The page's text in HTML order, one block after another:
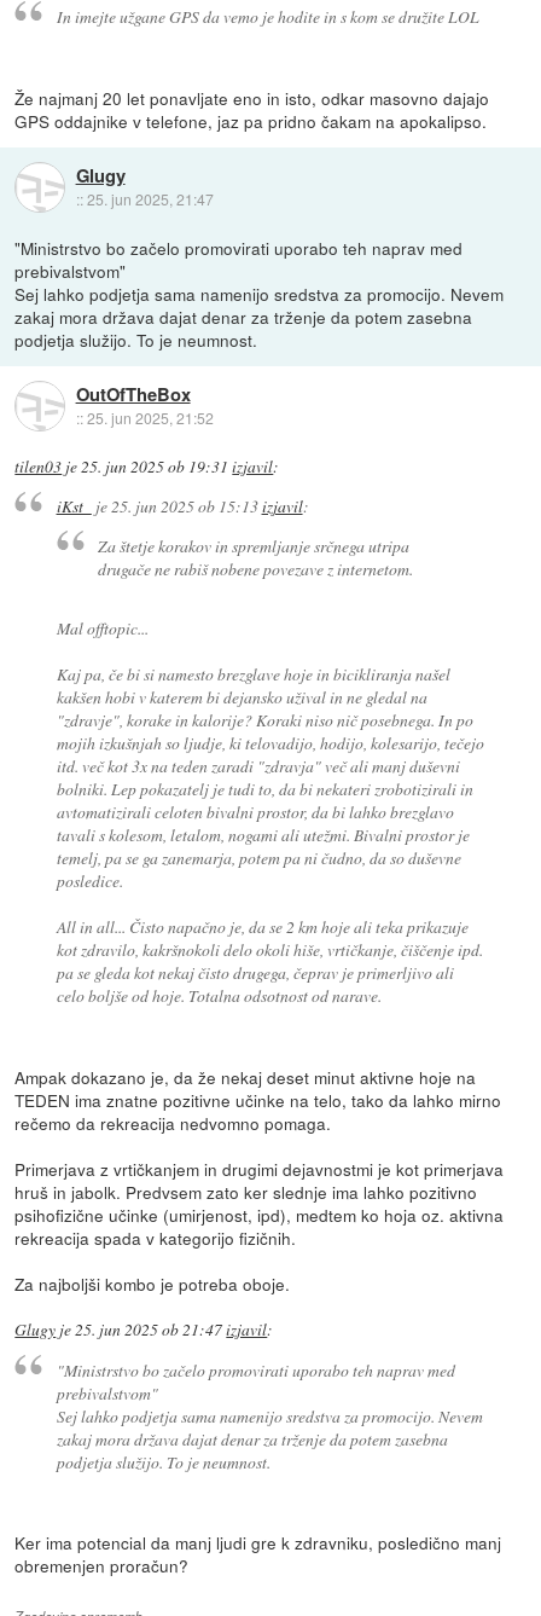
In imejte užgane GPS da vemo je hodite in s kom se družite LOL
Že najmanj 20 let ponavljate eno in isto, odkar masovno dajajo
GPS oddajnike v telefone, jaz pa pridno čakam na apokalipso.
Glugy
::25. jun 2025, 21:47
"Ministrstvo bo začelo promovirati uporabo teh naprav med
prebivalstvom"
Sej lahko podjetja sama namenijo sredstva za promocijo. Nevem
zakaj mora država dajat denar za trženje da potem zasebna
podjetja služijo. To je neumnost.
OutOfTheBox
::25. jun 2025, 21:52
tilen03 je25. jun 2025 ob 19:31 izjavil:
iKst_ je25. jun 2025 ob 15:13izjavil:
Za štetje korakov in spremljanje srčnega utripa
drugače ne rabiš nobene povezave z internetom.
Mal offtopic...
Kaj pa, če bi si namesto brezglave hoje in bicikliranja našel
kakšen hobi v katerem bi dejansko užival in ne gledal na
"zdravje", korake in kalorije? Koraki niso nič posebnega. In po
mojih izkušnjah so ljudje, ki telovadijo, hodijo, kolesarijo, tečejo
itd. več kot 3x na teden zaradi "zdravja" več ali manj duševni
bolniki. Lep pokazatelj je tudi to, da bi nekateri zrobotizirali in
avtomatizirali celoten bivalni prostor, da bi lahko brezglavo
tavali s kolesom, letalom, nogami ali utežmi. Bivalni prostor je
temelj, pa se ga zanemarja, potem pa ni čudno, da so duševne
posledice.
All in all... Čisto napačno je, da se 2 km hoje ali teka prikazuje
kot zdravilo, kakršnokoli delo okoli hiše, vrtičkanje, čiščenje ipd.
pa se gleda kot nekaj čisto drugega, čeprav je primerljivo ali
celo boljše od hoje. Totalna odsotnost od narave.
Ampak dokazano je, da že nekaj deset minut aktivne hoje na
TEDEN ima znatne pozitivne učinke na telo, tako da lahko mirno
rečemo da rekreacija nedvomno pomaga.
Primerjava z vrtičkanjem in drugimi dejavnostmi je kot primerjava
hruš in jabolk. Predvsem zato ker slednje ima lahko pozitivno
psihofizične učinke (umirjenost, ipd), medtem ko hoja oz. aktivna
rekreacija spada v kategorijo fizičnih.
Za najboljši kombo je potreba oboje.
Glugy je25. jun 2025 ob 21:47izjavil:
"Ministrstvo bo začelo promovirati uporabo teh naprav med
prebivalstvom"
Sej lahko podjetja sama namenijo sredstva za promocijo. Nevem
zakaj mora država dajat denar za trženje da potem zasebna
podjetja služijo. To je neumnost.
Ker ima potencial da manj ljudi gre k zdravniku, posledično manj
obremenjen proračun?